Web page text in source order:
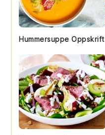
Hummersuppe Oppskrift